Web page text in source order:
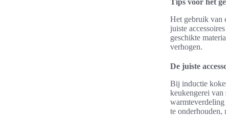
Tips voor het
Het gebruik van
juiste
geschikte
verhogen.
De juiste
Bij inductie
keukengerei
warmteverdeling
te onderhouden,